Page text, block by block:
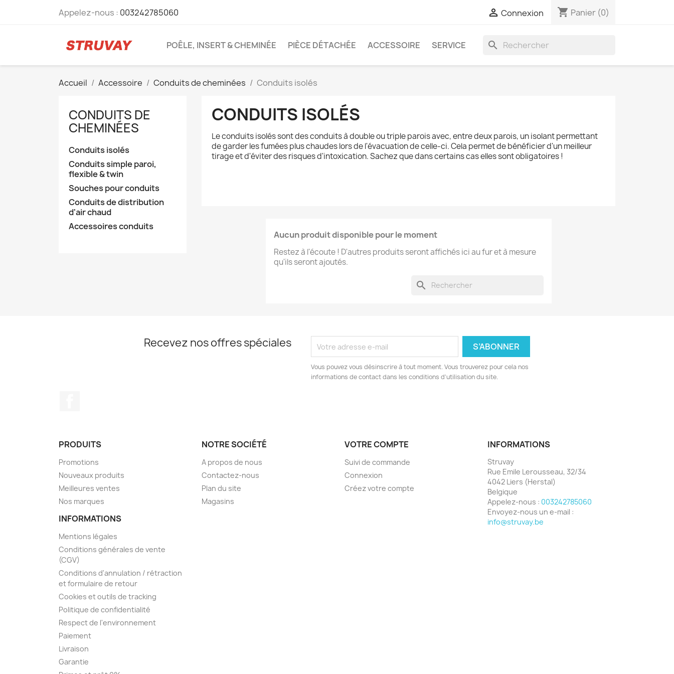
Appelez-nous : 003242785060  Connexion shopping_cart Panier (0)
POÊLE, INSERT & CHEMINÉE PIÈCE DÉTACHÉE ACCESSOIRE SERVICE search
Accueil Accessoire Conduits de cheminées Conduits isolés
CONDUITS DE
CHEMINÉES
Conduits isolés
Conduits simple paroi,
flexible & twin
Souches pour conduits
Conduits de distribution
d'air chaud
Accessoires conduits
CONDUITS ISOLÉS
Le conduits isolés sont des conduits à double ou triple parois avec, entre deux parois, un isolant permettant
de garder les fumées plus chaudes lors de l'évacuation de celle-ci. Cela permet de bénéficier d'un meilleur
tirage et d'éviter des risques d'intoxication. Sachez que dans certains cas elles sont obligatoires !
Aucun produit disponible pour le moment
Restez à l'écoute ! D'autres produits seront affichés ici au fur et à mesure
qu'ils seront ajoutés.
search
Recevez nos offres spéciales
Vous pouvez vous désinscrire à tout moment. Vous trouverez pour cela nos
informations de contact dans les conditions d'utilisation du site.
PRODUITS
Promotions
Nouveaux produits
Meilleures ventes
Nos marques
NOTRE SOCIÉTÉ
A propos de nous
Contactez-nous
Plan du site
Magasins
INFORMATIONS
Mentions légales
Conditions générales de vente
(CGV)
Conditions d'annulation / rétraction
et formulaire de retour
Cookies et outils de tracking
Politique de confidentialité
Respect de l'environnement
Paiement
Livraison
Garantie
VOTRE COMPTE
Suivi de commande
Connexion
Créez votre compte
INFORMATIONS
Struvay
Rue Emile Lerousseau, 32/34
4042 Liers (Herstal)
Belgique
Appelez-nous : 003242785060
Envoyez-nous un e-mail :
info@struvay.be